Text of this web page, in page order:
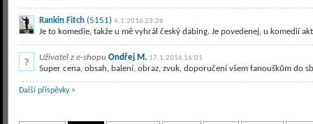
Rankin Fitch (5151) 4.1.2016 23:26
Je to komedie, takže u mě vyhrál český dabing. Je povedenej, u komedií
Uživatel z e-shopu Ondřej M. 17.1.2016 16:01
Super cena, obsah, balení, obraz, zvuk, doporučení všem fanouškům do
Další příspěvky >